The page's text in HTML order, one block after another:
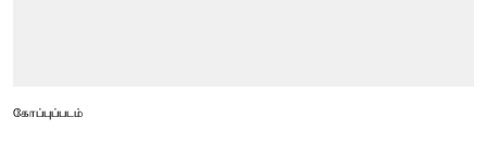
கோப்புப்படம்